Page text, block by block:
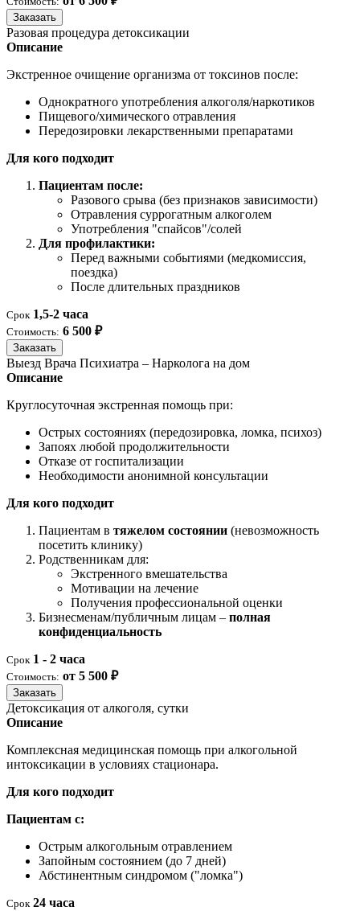
Заказать
Разовая процедура детоксикации
Описание
Экстренное очищение организма от токсинов после:
Однократного употребления алкоголя/наркотиков
Пищевого/химического отравления
Передозировки лекарственными препаратами
Для кого подходит
Пациентам после:
Разового срыва (без признаков зависимости)
Отравления суррогатным алкоголем
Употребления "спайсов"/солей
Для профилактики:
Перед важными событиями (медкомиссия,
поездка)
После длительных праздников
Срок 1,5-2 часа
Стоимость: 6 500 ₽
Заказать
Выезд Врача Психиатра – Нарколога на дом
Описание
Круглосуточная экстренная помощь при:
Острых состояниях (передозировка, ломка, психоз)
Запоях любой продолжительности
Отказе от госпитализации
Необходимости анонимной консультации
Для кого подходит
Пациентам в тяжелом состоянии (невозможность
посетить клинику)
Родственникам для:
Экстренного вмешательства
Мотивации на лечение
Получения профессиональной оценки
Бизнесменам/публичным лицам – полная
конфиденциальность
Срок 1 - 2 часа
Стоимость: от 5 500 ₽
Заказать
Детоксикация от алкоголя, сутки
Описание
Комплексная медицинская помощь при алкогольной
интоксикации в условиях стационара.
Для кого подходит
Пациентам с:
Острым алкогольным отравлением
Запойным состоянием (до 7 дней)
Абстинентным синдромом ("ломка")
Срок 24 часа